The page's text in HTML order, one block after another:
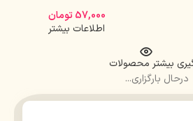
57,000 تومان
اطلاعات بیشتر
بیشتر محصولات
درحال بارگزاری...